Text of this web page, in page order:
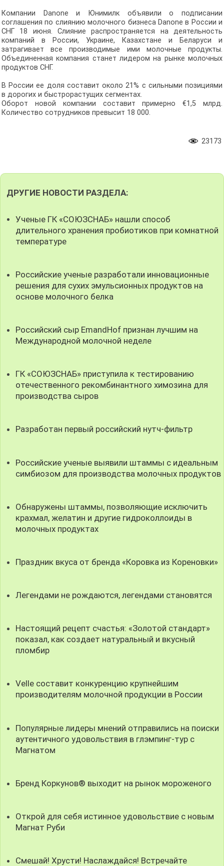
Компании Danone и Юнимилк объявили о подписании
соглашения по слиянию молочного бизнеса Danone в России и
СНГ 18 июня. Слияние распространяется на деятельность
компаний в России, Украине, Казахстане и Беларуси и
затрагивает все производимые ими молочные продукты.
Объединенная компания станет лидером на рынке молочных
продуктов СНГ.
В России ее доля составит около 21% с сильными позициями
в дорогих и быстрорастущих сегментах.
Оборот новой компании составит примерно €1,5 млрд.
Количество сотрудников превысит 18 000.
23173
ДРУГИЕ НОВОСТИ РАЗДЕЛА:
Ученые ГК «СОЮЗСНАБ» нашли способ
длительного хранения пробиотиков при комнатной
температуре
Российские ученые разработали инновационные
решения для сухих эмульсионных продуктов на
основе молочного белка
Российский сыр EmandHof признан лучшим на
Международной молочной неделе
ГК «СОЮЗСНАБ» приступила к тестированию
отечественного рекомбинантного химозина для
производства сыров
Разработан первый российский нутч-фильтр
Российские ученые выявили штаммы с идеальным
симбиозом для производства молочных продуктов
Обнаружены штаммы, позволяющие исключить
крахмал, желатин и другие гидроколлоиды в
молочных продуктах
Праздник вкуса от бренда «Коровка из Кореновки»
Легендами не рождаются, легендами становятся
Настоящий рецепт счастья: «Золотой стандарт»
показал, как создает натуральный и вкусный
пломбир
Velle составит конкуренцию крупнейшим
производителям молочной продукции в России
Популярные лидеры мнений отправились на поиски
аутентичного удовольствия в глэмпинг-тур с
Магнатом
Бренд Коркунов® выходит на рынок мороженого
Открой для себя истинное удовольствие с новым
Магнат Руби
Смешай! Хрусти! Наслаждайся! Встречайте